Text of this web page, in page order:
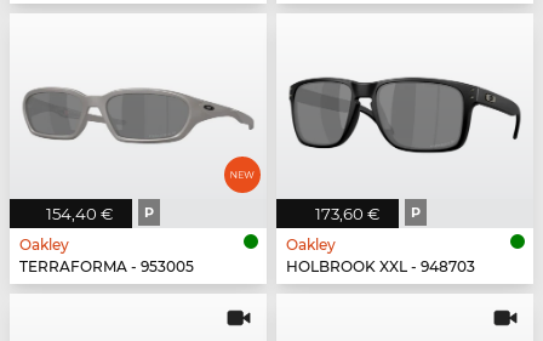
154,40 € P
Oakley
TERRAFORMA - 953005
173,60 € P
Oakley
HOLBROOK XXL - 948703